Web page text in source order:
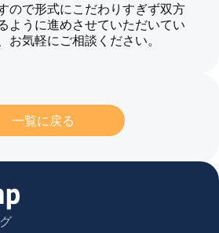
ので形式にこだわりすぎず双方
ように進めさせていただいてい
お気軽にご相談ください。
一覧に戻る